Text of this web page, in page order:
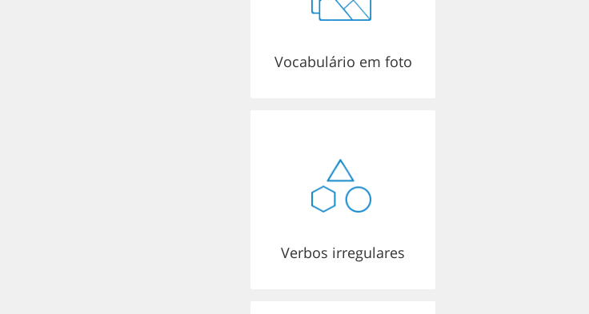
Vocabulário em foto
Verbos irregulares